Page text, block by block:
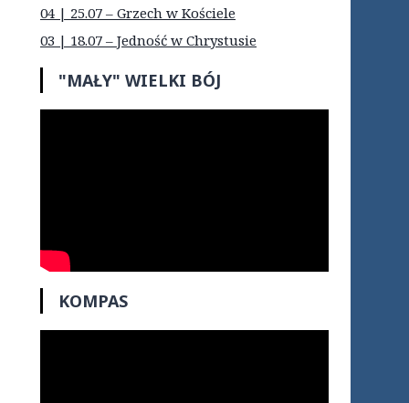
04 | 25.07 – Grzech w Kościele
03 | 18.07 – Jedność w Chrystusie
"MAŁY" WIELKI BÓJ
KOMPAS